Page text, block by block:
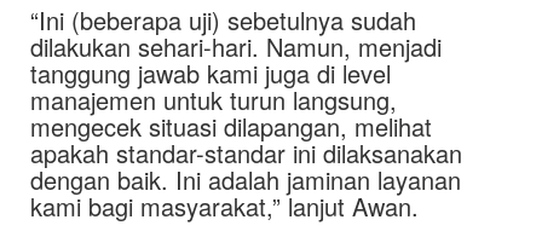
“Ini (beberapa uji) sebetulnya sudah
dilakukan sehari-hari. Namun, menjadi
tanggung jawab kami juga di level
manajemen untuk turun langsung,
mengecek situasi dilapangan, melihat
apakah standar-standar ini dilaksanakan
dengan baik. Ini adalah jaminan layanan
kami bagi masyarakat,” lanjut Awan.